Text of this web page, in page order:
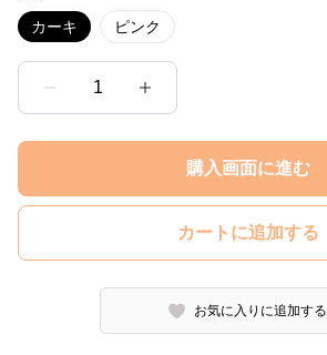
カーキ ピンク
1
購入画面に進む
カートに追加する
お気に入りに追加する